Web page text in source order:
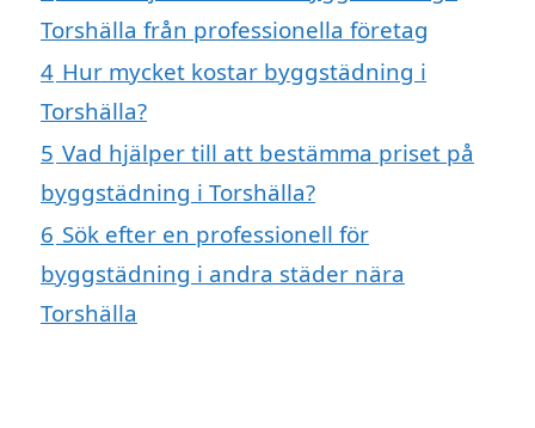
Torshälla från professionella företag
4 Hur mycket kostar byggstädning i
Torshälla?
5 Vad hjälper till att bestämma priset på
byggstädning i Torshälla?
6 Sök efter en professionell för
byggstädning i andra städer nära
Torshälla